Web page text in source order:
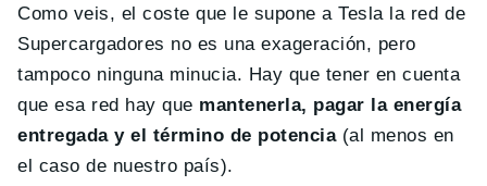
Como veis, el coste que le supone a Tesla la red de
Supercargadores no es una exageración, pero
tampoco ninguna minucia. Hay que tener en cuenta
que esa red hay que mantenerla, pagar la energía
entregada y el término de potencia(al menos en
el caso de nuestro país).